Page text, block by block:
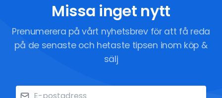
Missa inget nytt
Prenumerera på vårt nyhetsbrev för att få reda
på de senaste och hetaste tipsen inom köp &
sälj